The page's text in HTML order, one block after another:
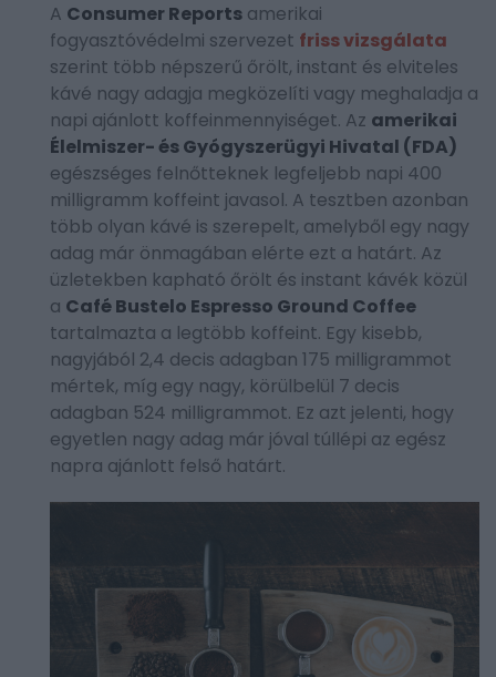
A Consumer Reports amerikai
fogyasztóvédelmi szervezet friss vizsgálata
szerint több népszerű őrölt, instant és elviteles
kávé nagy adagja megközelíti vagy meghaladja a
napi ajánlott koffeinmennyiséget. Az amerikai
Élelmiszer- és Gyógyszerügyi Hivatal (FDA)
egészséges felnőtteknek legfeljebb napi 400
milligramm koffeint javasol. A tesztben azonban
több olyan kávé is szerepelt, amelyből egy nagy
adag már önmagában elérte ezt a határt. Az
üzletekben kapható őrölt és instant kávék közül
a Café Bustelo Espresso Ground Coffee
tartalmazta a legtöbb koffeint. Egy kisebb,
nagyjából 2,4 decis adagban 175 milligrammot
mértek, míg egy nagy, körülbelül 7 decis
adagban 524 milligrammot. Ez azt jelenti, hogy
egyetlen nagy adag már jóval túllépi az egész
napra ajánlott felső határt.